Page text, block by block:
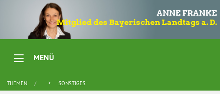
ANNE FRANKE
Mitglied des Bayerischen Landtags a. D.
MENÜ
THEMEN SONSTIGES